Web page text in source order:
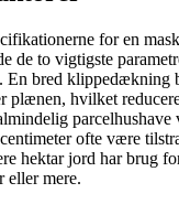
for en
de to vigtigste
En bred klippedækning
plænen, hvilket
parcelhushave
ofte være
hektar jord har brug
eller mere.